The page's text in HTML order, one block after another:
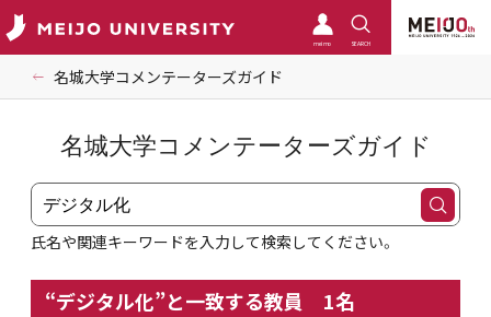
meimo SEARCH
名城大学コメンテーターズガイド
名城大学コメンテーターズガイド
氏名や関連キーワードを入力して検索してください。
“デジタル化”と一致する教員 1名